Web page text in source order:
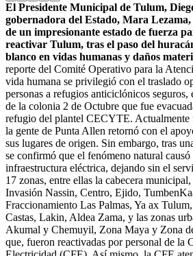
El Presidente Municipal de Tulum,
gobernadora del Estado, Mara
de un impresionante estado de fuerza
reactivar Tulum, tras el paso del
blanco en vidas humanas y daños
reporte del Comité Operativo para la
vida humana se privilegió con el traslado
personas a refugios anticiclónicos seguros,
de la colonia 2 de Octubre que fue
refugio del plantel CECYTE. Actualmente
la gente de Punta Allen retornó con el
sus lugares de origen. Sin embargo, tras
se confirmó que el fenómeno natural causó
infraestructura eléctrica, dejando sin el
17 zonas, entre ellas la cabecera
Invasión Nassin, Centro, Ejido,
Fraccionamiento Las Palmas, Ya ax
Castas, Lakin, Aldea Zama, y las zonas
Akumal y Chemuyil, Zona Maya y Zona
que, fueron reactivadas por personal de la